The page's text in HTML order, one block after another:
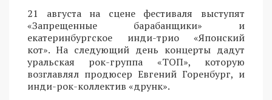
21 августа на сцене фестиваля выступят
«Запрещенные барабанщики» и
екатеринбургское инди-трио «Японский
кот». На следующий день концерты дадут
уральская рок-группа «ТОП», которую
возглавлял продюсер Евгений Горенбург, и
инди-рок-коллектив «друнк».